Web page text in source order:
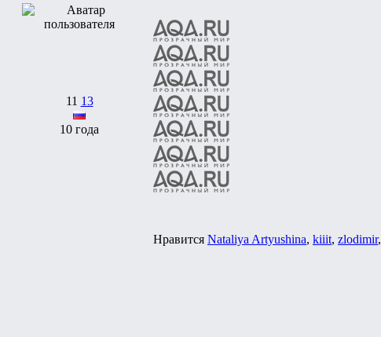
11 13
10 года
Нравится Nataliya Artyushina, kiiit, zlodimir,